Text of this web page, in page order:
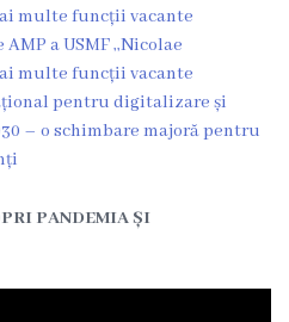
multe funcții vacante
a USMF ,,Nicolae
multe funcții vacante
pentru digitalizare și
– o schimbare majoră pentru
PANDEMIA ȘI